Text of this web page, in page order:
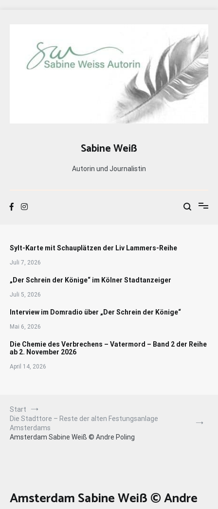
Sabine Weiß
Autorin und Journalistin
Sylt-Karte mit Schauplätzen der Liv Lammers-Reihe
Juli 7, 2026
„Der Schrein der Könige“ im Kölner Stadtanzeiger
Juli 5, 2026
Interview im Domradio über „Der Schrein der Könige“
Mai 6, 2026
Die Chemie des Verbrechens – Vatermord – Band 2 der Reihe
ab 2. November 2026
April 14, 2026
Start
Die Stadttore – Reste der alten Festungsanlage
Amsterdams
Amsterdam Sabine Weiß © Andre Poling
Amsterdam Sabine Weiß © Andre